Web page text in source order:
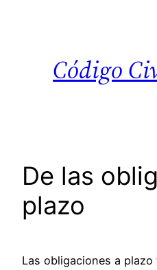
Código
De las
plazo
Las obligaciones a